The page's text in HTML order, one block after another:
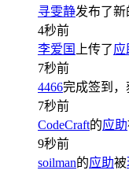
寻雯静发布了新
4秒前
李爱国
上传了应
7秒前
4466完成签到，
7秒前
CodeCraft的应助
9秒前
soilman的应助被